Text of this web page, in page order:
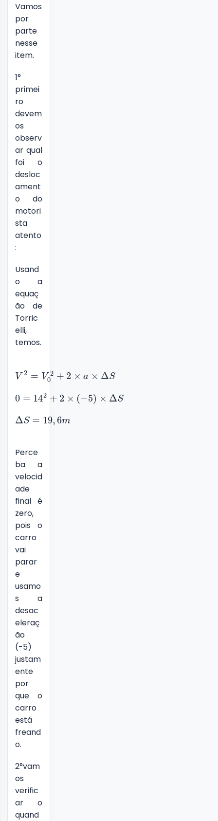
Vamos
por
parte
nesse
item.
1°
primei
ro
devem
os
observ
ar qual
foi o
desloc
ament
o do
motori
sta
atento
:
Usand
o a
equaç
ão de
Torric
elli,
temos.
V 2 = V 2
0 + 2 × a × ΔS
0 = 142 + 2 × (−5) × ΔS
ΔS = 19,6m
Perce
ba a
velocid
ade
final é
zero,
pois o
carro
vai
parar
e
usamo
s a
desac
eleraç
ão
(-5)
justam
ente
por
que o
carro
está
freand
o.
2°vam
os
verific
ar o
quand